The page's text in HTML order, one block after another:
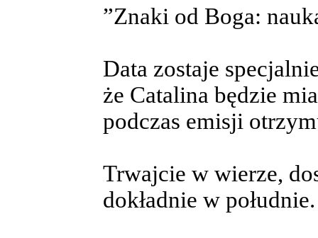
”Znaki od Boga:
Data zostaje
że Catalina będzie
podczas emisji
Trwajcie w wierze,
dokładnie w południe.